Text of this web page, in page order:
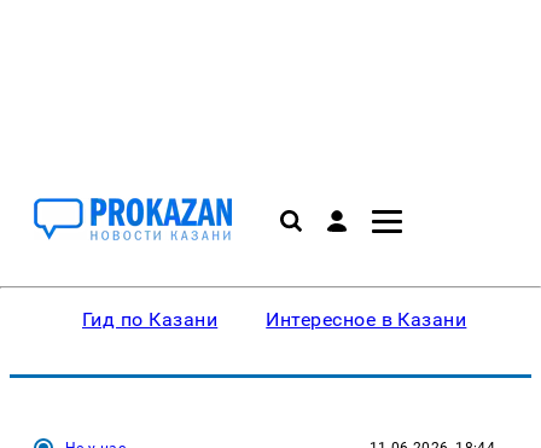
Гид по Казани Интересное в Казани